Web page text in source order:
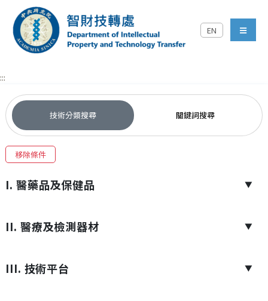
跳到主要內容區塊
中央研究院智財技轉處對
EN
menu
:::
技術分類搜尋 關鍵詞搜尋
移除條件
I. 醫藥品及保健品 ▼
II. 醫療及檢測器材 ▼
III. 技術平台 ▼